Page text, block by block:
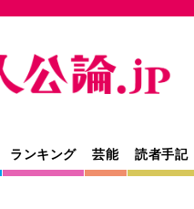
ランキング 芸能 読者手記